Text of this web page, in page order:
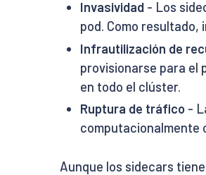
Invasividad- Los
pod. Como
Infrautilización de
provisionarse para el
en todo el clúster.
Ruptura de tráfico-
computacionalmente
Aunque los sidecars